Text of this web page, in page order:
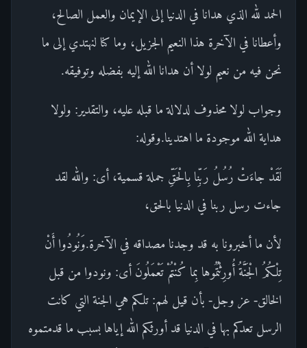
الحمد لله الذي هدانا في الدنيا إلى الإيمان والعمل الصالح،
وأعطانا في الآخرة هذا النعيم الجزيل، وما كنا لنهتدي إلى ما
نحن فيه من نعيم لولا أن هدانا الله إليه بفضله وتوفيقه.
وجواب لولا محذوف لدلالة ما قبله عليه، والتقدير: ولولا
هداية الله موجودة ما اهتدينا.وقوله:
لَقَدْ جاءَتْ رُسُلُ رَبِّنا بِالْحَقِّ جملة قسمية، أى: والله لقد
جاءت رسل ربنا في الدنيا بالحق،
لأن ما أخبرونا به قد وجدنا مصداقه في الآخرة.وَنُودُوا أَنْ
تِلْكُمُ الْجَنَّةُ أُورِثْتُمُوها بِما كُنْتُمْ تَعْمَلُونَ أى: ونودوا من قبل
الخالق- عز وجل- بأن قيل لهم: تلكم هي الجنة التي كانت
الرسل تعدكم بها في الدنيا قد أورثكم الله إياها بسبب ما قدمتموه